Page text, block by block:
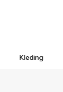
Kleding